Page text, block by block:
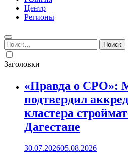
Центр
Регионы
Найти:
Заголовки
«Правда о СРО»:
подтвердил
кластера
Дагестане
30.07.202605.08.2026